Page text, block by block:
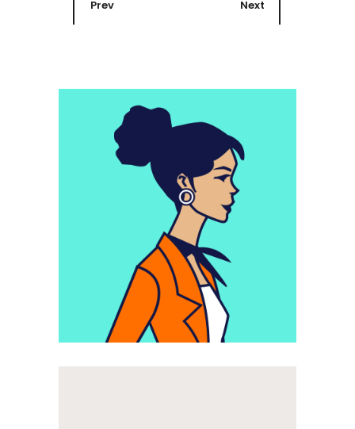
Prev Next
Motion Design
RATP-Auber